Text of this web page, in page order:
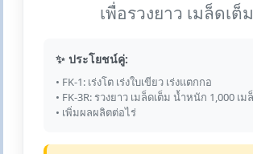
เพื่อรวงยาว เมล็ดเต็ม
✨ ประโยชน์คู่:
• FK-1: เร่งโต เร่งใบเขียว เร่งแตกกอ
• FK-3R: รวงยาว เมล็ดเต็ม น้ำหนัก 1,000 เม
• เพิ่มผลผลิตต่อไร่